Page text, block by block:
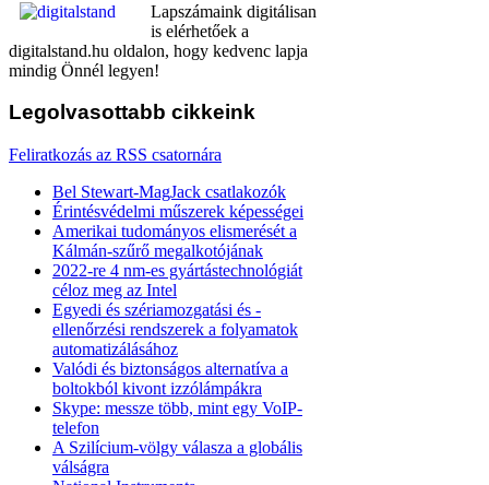
Lapszámaink digitálisan
is elérhetőek a
digitalstand.hu oldalon, hogy kedvenc lapja
mindig Önnél legyen!
Legolvasottabb cikkeink
Feliratkozás az RSS csatornára
Bel Stewart-MagJack csatlakozók
Érintésvédelmi műszerek képességei
Amerikai tudományos elismerését a
Kálmán-szűrő megalkotójának
2022-re 4 nm-es gyártástechnológiát
céloz meg az Intel
Egyedi és szériamozgatási és -
ellenőrzési rendszerek a folyamatok
automatizálásához
Valódi és biztonságos alternatíva a
boltokból kivont izzólámpákra
Skype: messze több, mint egy VoIP-
telefon
A Szilícium-völgy válasza a globális
válságra